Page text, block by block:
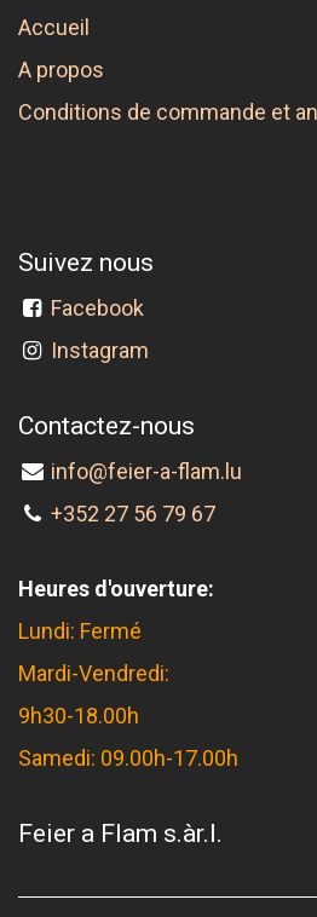
Accueil
A propos
Conditions de commande et
Suivez nous
Facebook
Instagram
Contactez-nous
info@feier-a-flam.lu
+352 27 56 79 67
Heures d'ouverture:
Lundi: Fermé
Mardi-Vendredi:
9h30-18.00h
Samedi: 09.00h-17.00h
Feier a Flam s.àr.l.